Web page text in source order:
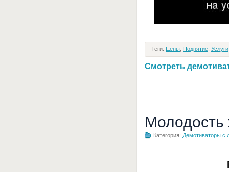
Теги: Цены Поднятие Услуги
Смотреть
Молодость
Категория: Демотиваторы с